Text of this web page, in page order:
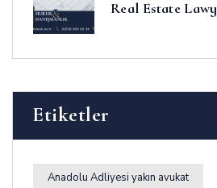
Real Estate
Etiketler
Anadolu Adliyesi yakın avukat